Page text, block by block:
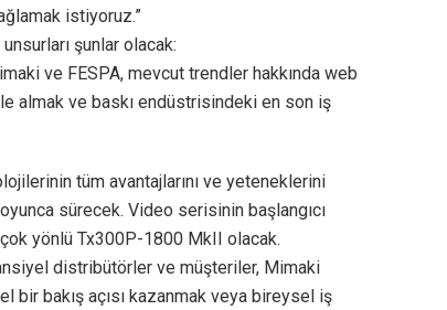
istiyoruz.”
şunlar olacak:
ve FESPA, mevcut trendler hakkında web
almak ve baskı endüstrisindeki en son iş
tüm avantajlarını ve yeteneklerini
sürecek. Video serisinin başlangıcı
yönlü Tx300P-1800 MkII olacak.
distribütörler ve müşteriler, Mimaki
bir bakış açısı kazanmak veya bireysel iş